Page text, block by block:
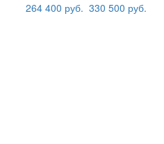
264 400 руб. 330 500 руб.